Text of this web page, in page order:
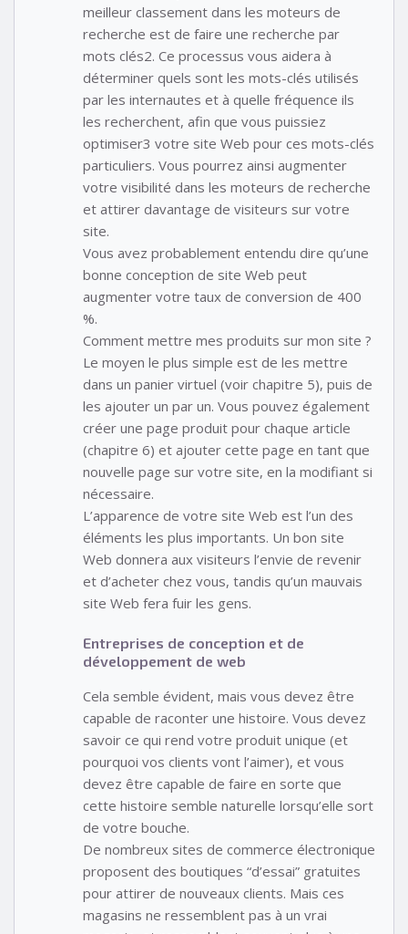
meilleur classement dans les moteurs de
recherche est de faire une recherche par
mots clés2. Ce processus vous aidera à
déterminer quels sont les mots-clés utilisés
par les internautes et à quelle fréquence ils
les recherchent, afin que vous puissiez
optimiser3 votre site Web pour ces mots-clés
particuliers. Vous pourrez ainsi augmenter
votre visibilité dans les moteurs de recherche
et attirer davantage de visiteurs sur votre
site.
Vous avez probablement entendu dire qu’une
bonne conception de site Web peut
augmenter votre taux de conversion de 400
%.
Comment mettre mes produits sur mon site ?
Le moyen le plus simple est de les mettre
dans un panier virtuel (voir chapitre 5), puis de
les ajouter un par un. Vous pouvez également
créer une page produit pour chaque article
(chapitre 6) et ajouter cette page en tant que
nouvelle page sur votre site, en la modifiant si
nécessaire.
L’apparence de votre site Web est l’un des
éléments les plus importants. Un bon site
Web donnera aux visiteurs l’envie de revenir
et d’acheter chez vous, tandis qu’un mauvais
site Web fera fuir les gens.
Entreprises de conception et de
développement de web
Cela semble évident, mais vous devez être
capable de raconter une histoire. Vous devez
savoir ce qui rend votre produit unique (et
pourquoi vos clients vont l’aimer), et vous
devez être capable de faire en sorte que
cette histoire semble naturelle lorsqu’elle sort
de votre bouche.
De nombreux sites de commerce électronique
proposent des boutiques “d’essai” gratuites
pour attirer de nouveaux clients. Mais ces
magasins ne ressemblent pas à un vrai